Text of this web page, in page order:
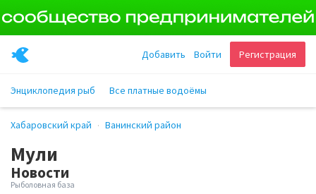
Регистрация
Войти
Добавить
Энциклопедия рыб Все платные водоёмы
Хабаровский край Ванинский район
Мули
Новости
Рыболовная база